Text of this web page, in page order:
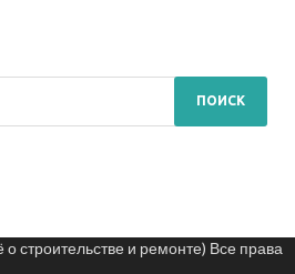
строительстве и ремонте) Все права